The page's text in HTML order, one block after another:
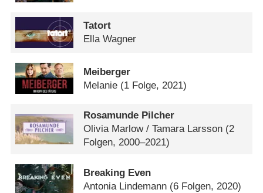
Tatort
Ella Wagner
Meiberger
Melanie (1 Folge, 2021)
Rosamunde Pilcher
Olivia Marlow /​ Tamara Larsson (2
Folgen, 2000–2021)
Breaking Even
Antonia Lindemann (6 Folgen, 2020)